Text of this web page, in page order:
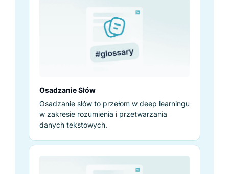
Osadzanie Słów
Osadzanie słów to przełom w deep learningu
w zakresie rozumienia i przetwarzania
danych tekstowych.